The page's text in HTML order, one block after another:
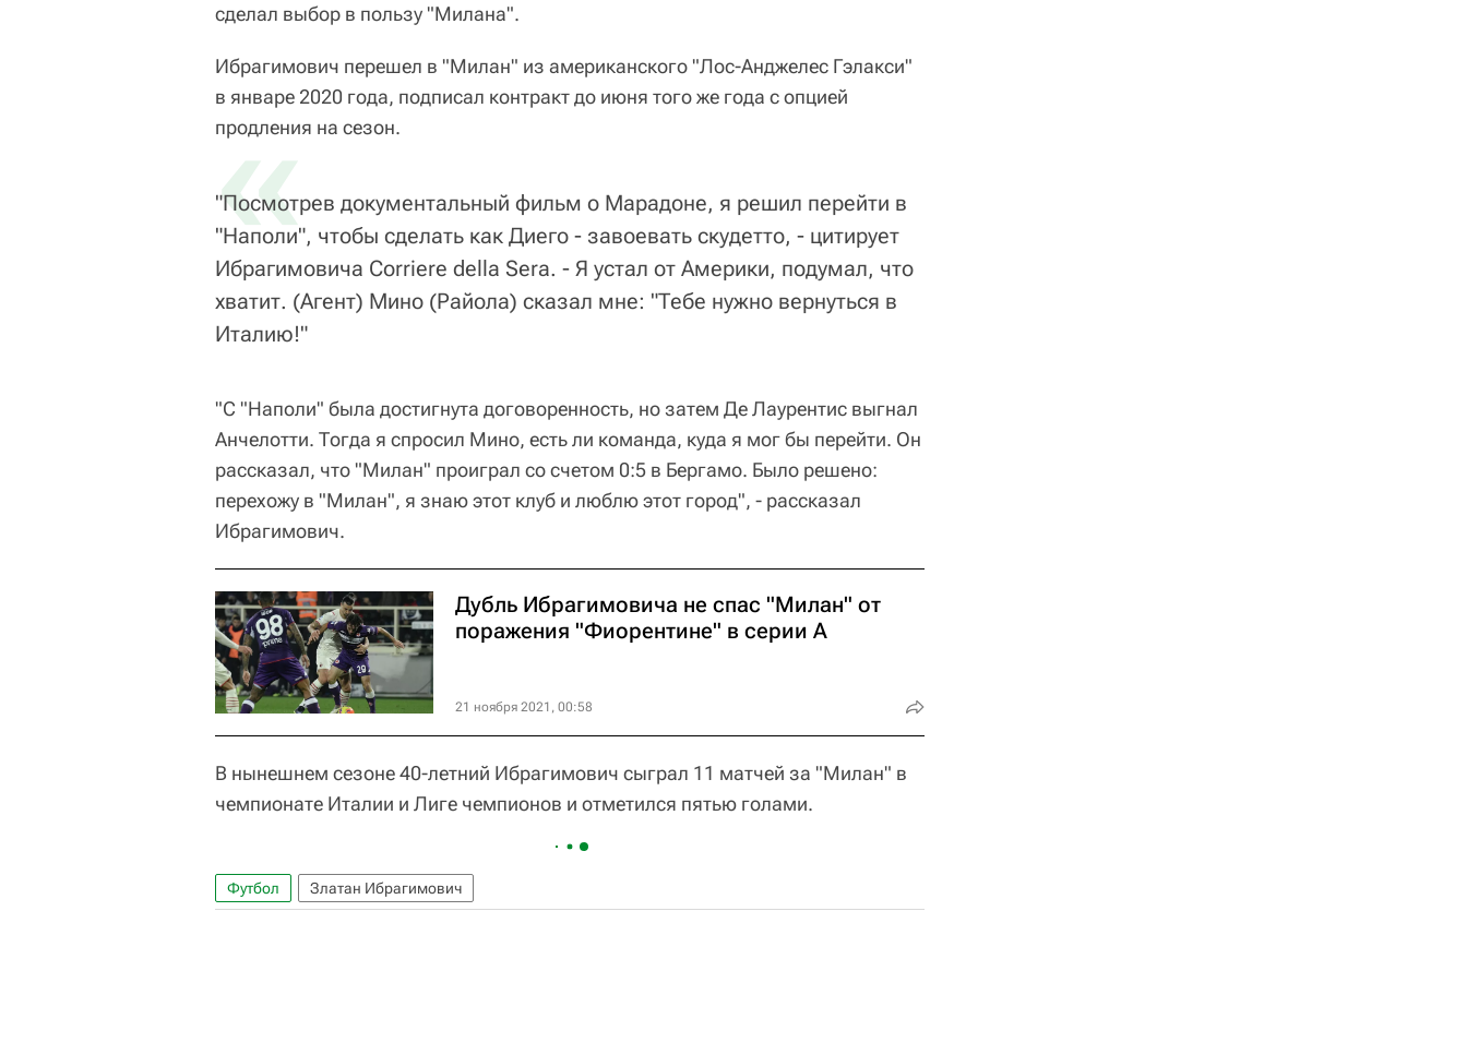
сделал выбор в пользу "Милана".
Ибрагимович перешел в "Милан" из американского "Лос-Анджелес Гэлакси"
в январе 2020 года, подписал контракт до июня того же года с опцией
продления на сезон.
«
"Посмотрев документальный фильм о Марадоне, я решил перейти в
"Наполи", чтобы сделать как Диего - завоевать скудетто, - цитирует
Ибрагимовича Corriere della Sera. - Я устал от Америки, подумал, что
хватит. (Агент) Мино (Райола) сказал мне: "Тебе нужно вернуться в
Италию!"
"С "Наполи" была достигнута договоренность, но затем Де Лаурентис выгнал
Анчелотти. Тогда я спросил Мино, есть ли команда, куда я мог бы перейти. Он
рассказал, что "Милан" проиграл со счетом 0:5 в Бергамо. Было решено:
перехожу в "Милан", я знаю этот клуб и люблю этот город", - рассказал
Ибрагимович.
Дубль Ибрагимовича не спас "Милан" от
поражения "Фиорентине" в серии А
21 ноября 2021, 00:58
В нынешнем сезоне 40-летний Ибрагимович сыграл 11 матчей за "Милан" в
чемпионате Италии и Лиге чемпионов и отметился пятью голами.
Футбол Златан Ибрагимович